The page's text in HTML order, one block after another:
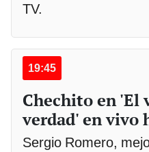
TV.
19:45
Chechito en 'El
verdad' en vivo
Sergio Romero,